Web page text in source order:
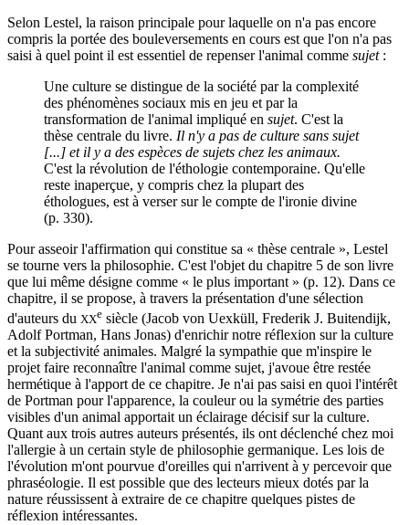
Selon Lestel, la raison principale pour laquelle on n'a pas encore
compris la portée des bouleversements en cours est que l'on n'a pas
saisi à quel point il est essentiel de repenser l'animal comme sujet:
Une culture se distingue de la société par la complexité
des phénomènes sociaux mis en jeu et par la
transformation de l'animal impliqué en sujet. C'est la
thèse centrale du livre. Il n'y a pas de culture sans sujet
[...] et il y a des espèces de sujets chez les animaux.
C'est la révolution de l'éthologie contemporaine. Qu'elle
reste inaperçue, y compris chez la plupart des
éthologues, est à verser sur le compte de l'ironie divine
(p. 330).
Pour asseoir l'affirmation qui constitue sa « thèse centrale », Lestel
se tourne vers la philosophie. C'est l'objet du chapitre 5 de son livre
que lui même désigne comme « le plus important » (p. 12). Dans ce
chapitre, il se propose, à travers la présentation d'une sélection
d'auteurs du XXe siècle (Jacob von Uexküll, Frederik J. Buitendijk,
Adolf Portman, Hans Jonas) d'enrichir notre réflexion sur la culture
et la subjectivité animales. Malgré la sympathie que m'inspire le
projet faire reconnaître l'animal comme sujet, j'avoue être restée
hermétique à l'apport de ce chapitre. Je n'ai pas saisi en quoi l'intérêt
de Portman pour l'apparence, la couleur ou la symétrie des parties
visibles d'un animal apportait un éclairage décisif sur la culture.
Quant aux trois autres auteurs présentés, ils ont déclenché chez moi
l'allergie à un certain style de philosophie germanique. Les lois de
l'évolution m'ont pourvue d'oreilles qui n'arrivent à y percevoir que
phraséologie. Il est possible que des lecteurs mieux dotés par la
nature réussissent à extraire de ce chapitre quelques pistes de
réflexion intéressantes.